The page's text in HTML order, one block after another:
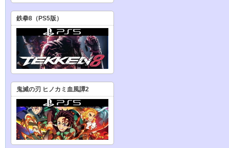
鉄拳8（PS5版）
鬼滅の刃 ヒノカミ血風譚2